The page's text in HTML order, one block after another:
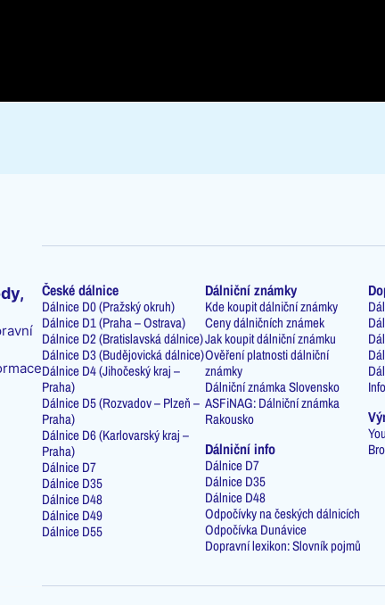
České dálnice
Dálnice D0 (Pražský okruh)
Dálnice D1 (Praha – Ostrava)
Dálnice D2 (Bratislavská dálnice)
Dálnice D3 (Budějovická dálnice)
Dálnice D4 (Jihočeský kraj –
Praha)
Dálnice D5 (Rozvadov – Plzeň –
Praha)
Dálnice D6 (Karlovarský kraj –
Praha)
Dálnice D7
Dálnice D35
Dálnice D48
Dálnice D49
Dálnice D55
Dálniční známky
Kde koupit dálniční známky
Ceny dálničních známek
Jak koupit dálniční známku
Ověření platnosti dálniční
známky
Dálniční známka Slovensko
ASFiNAG: Dálniční známka
Rakousko
Dálniční info
Dálnice D7
Dálnice D35
Dálnice D48
Odpočívky na českých dálnicích
Odpočívka Dunávice
Dopravní lexikon: Slovník pojmů